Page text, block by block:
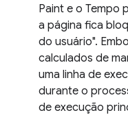
Paint e o Tempo
a página fica
do usuário".
calculados de
uma linha de
durante o
de execução